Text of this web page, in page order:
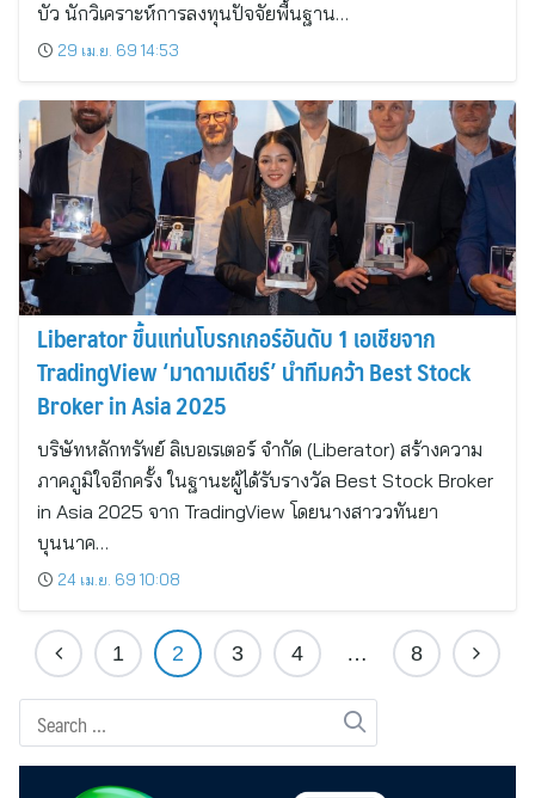
บัว นักวิเคราะห์การลงทุนปัจจัยพื้นฐาน…
29 เม.ย. 69 14:53
Liberator ขึ้นแท่นโบรกเกอร์อันดับ 1 เอเชียจาก
TradingView ‘มาดามเดียร์’ นำทีมคว้า Best Stock
Broker in Asia 2025
บริษัทหลักทรัพย์ ลิเบอเรเตอร์ จำกัด (Liberator) สร้างความ
ภาคภูมิใจอีกครั้ง ในฐานะผู้ได้รับรางวัล Best Stock Broker
in Asia 2025 จาก TradingView โดยนางสาววทันยา
บุนนาค…
24 เม.ย. 69 10:08
1 2 3 4 … 8